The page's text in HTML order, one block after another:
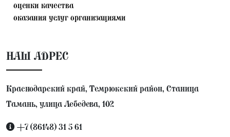
оценки качества
оказания услуг организациями
НАШ АДРЕС
Краснодарский край, Темрюкский район, Станица
Тамань, улица Лебедева, 102
+7 (86148) 31 5 61